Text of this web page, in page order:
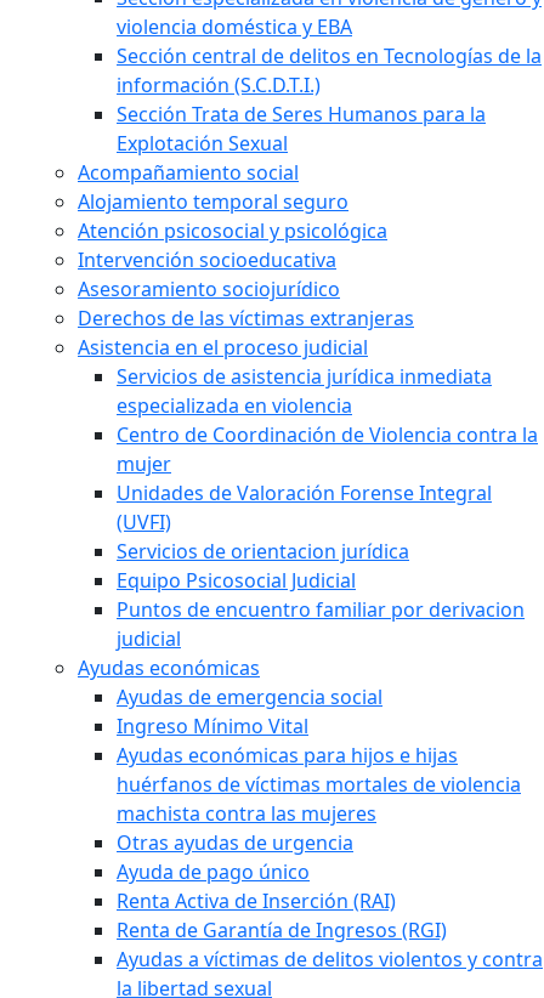
violencia doméstica y EBA
Sección central de delitos en Tecnologías de la
información (S.C.D.T.I.)
Sección Trata de Seres Humanos para la
Explotación Sexual
Acompañamiento social
Alojamiento temporal seguro
Atención psicosocial y psicológica
Intervención socioeducativa
Asesoramiento sociojurídico
Derechos de las víctimas extranjeras
Asistencia en el proceso judicial
Servicios de asistencia jurídica inmediata
especializada en violencia
Centro de Coordinación de Violencia contra la
mujer
Unidades de Valoración Forense Integral
(UVFI)
Servicios de orientacion jurídica
Equipo Psicosocial Judicial
Puntos de encuentro familiar por derivacion
judicial
Ayudas económicas
Ayudas de emergencia social
Ingreso Mínimo Vital
Ayudas económicas para hijos e hijas
huérfanos de víctimas mortales de violencia
machista contra las mujeres
Otras ayudas de urgencia
Ayuda de pago único
Renta Activa de Inserción (RAI)
Renta de Garantía de Ingresos (RGI)
Ayudas a víctimas de delitos violentos y contra
la libertad sexual